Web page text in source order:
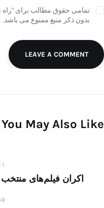
تمامی حقوق مطالب برای "راه
بدون ذکر منبع ممنوع می باشد.
LEAVE A COMMENT
You May Also Like
اکران فیلم‌های منتخب